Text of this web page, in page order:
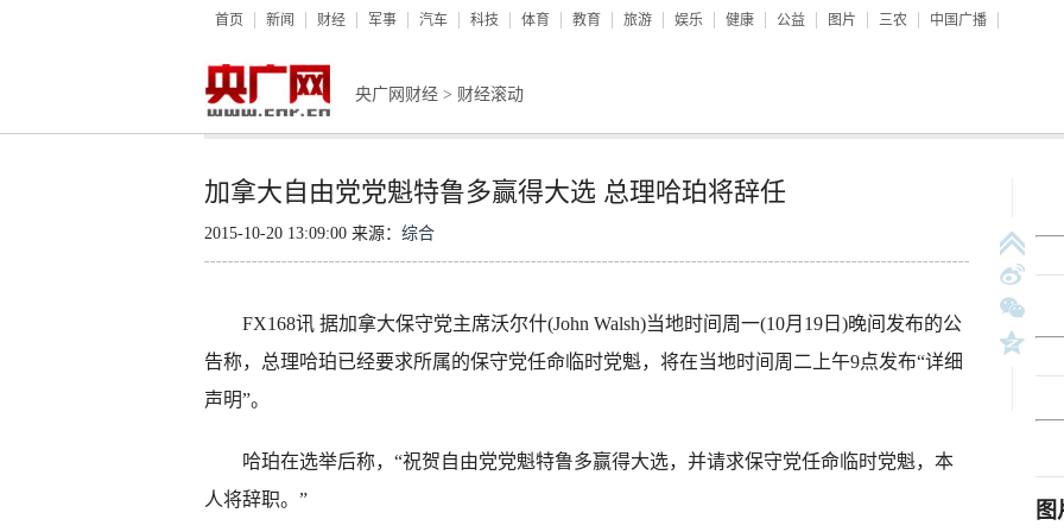
首页 新闻 财经 军事 汽车 科技 体育 教育 旅游 娱乐 健康 公益 图片 三农 中国广播
央广网财经 > 财经滚动
加拿大自由党党魁特鲁多赢得大选 总理哈珀将辞任
2015-10-20 13:09:00 来源： 综合
FX168讯 据加拿大保守党主席沃尔什(John Walsh)当地时间周一(10月19日)晚间发布的公
告称，总理哈珀已经要求所属的保守党任命临时党魁，将在当地时间周二上午9点发布“详细
声明”。
哈珀在选举后称，“祝贺自由党党魁特鲁多赢得大选，并请求保守党任命临时党魁，本
人将辞职。”